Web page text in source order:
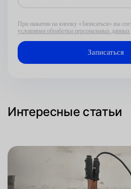
При нажатии на кнопку «Записаться» вы
условиями обработки персональных данных
Интересные статьи